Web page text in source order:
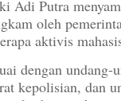
Adi Putra
oleh
aktivis
dengan
kepolisian, dan